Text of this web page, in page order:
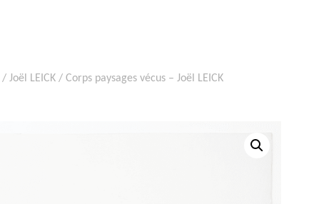
/ Joël LEICK / Corps paysages vécus – Joël LEICK